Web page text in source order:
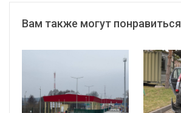
Вам также могут понравиться